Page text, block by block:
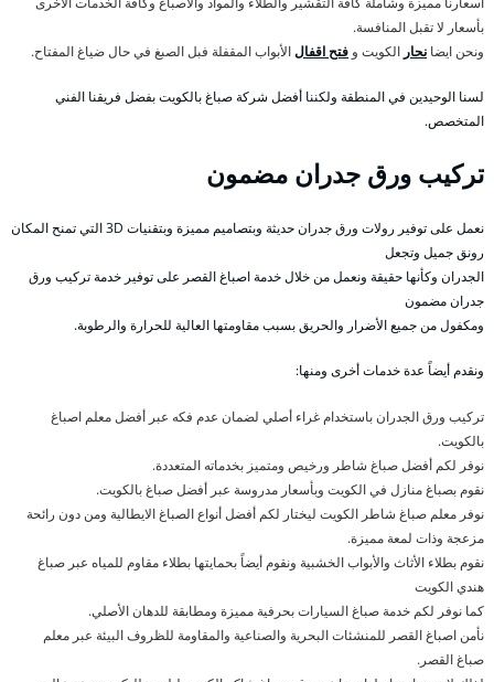
بأسعار لا تقبل المنافسة.
ونحن ايضا نحار الكويت و فتح اقفالالأبواب المقفلة فبل الصبغ في حال ضياغ المفتاح.
لسنا الوحيدين في المنطقة ولكننا أفضل شركة صباغ بالكويت بفضل فريقنا الفني
المتخصص.
تركيب ورق جدران مضمون
نعمل على توفير رولات ورق جدران حديثة وبتصاميم مميزة وبتقنيات 3D التي تمنح المكان
رونق جميل وتجعل
الجدران وكأنها حقيقة ونعمل من خلال خدمة اصباغ القصر على توفير خدمة تركيب ورق
جدران مضمون
ومكفول من جميع الأضرار والحريق بسبب مقاومتها العالية للحرارة والرطوبة.
ونقدم أيضاً عدة خدمات أخرى ومنها:
تركيب ورق الجدران باستخدام غراء أصلي لضمان عدم فكه عبر أفضل معلم اصباغ
بالكويت.
نوفر لكم أفضل صباغ شاطر ورخيص ومتميز بخدماته المتعددة.
نقوم بصباغ منازل في الكويت وبأسعار مدروسة عبر أفضل صباغ بالكويت.
نوفر معلم صباغ شاطر الكويت ليختار لكم أفضل أنواع الصباغ الايطالية ومن دون رائحة
مزعجة وذات لمعة مميزة.
نقوم بطلاء الأثاث والأبواب الخشبية ونقوم أيضاً بحمايتها بطلاء مقاوم للمياه عبر صباغ
هندي الكويت
كما نوفر لكم خدمة صباغ السيارات بحرفية مميزة ومطابقة للدهان الأصلي.
نأمن اصباغ القصر للمنشئات البحرية والصناعية والمقاومة للظروف البيئة عبر معلم
صباغ القصر.